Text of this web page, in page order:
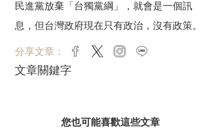
民進黨放棄「台獨黨綱」，就會是一個訊
息，但台灣政府現在只有政治，沒有政策。
分享文章： facebook
twitter instagram
文章關鍵字
您也可能喜歡這些文章